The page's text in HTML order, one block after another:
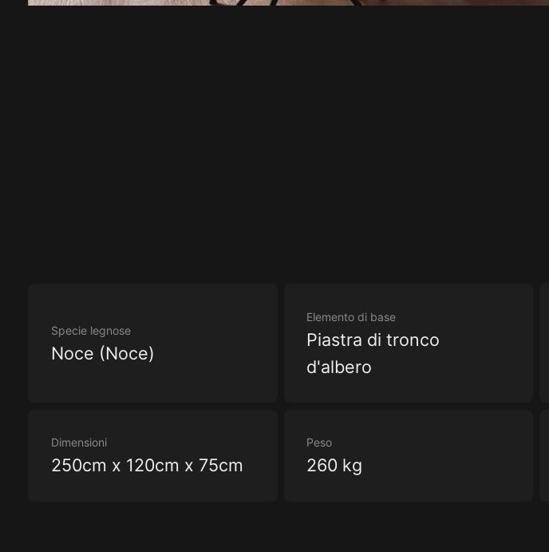
Specie legnose
Noce (Noce)
Elemento di base
Piastra di tronco
d'albero
Dimensioni
250cm x 120cm x 75cm
Peso
260 kg